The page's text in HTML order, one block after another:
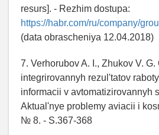
resurs]. - Rezhim dostupa:
https://habr.com/ru/company/
(data obrascheniya 12.04.2018)
7. Verhorubov A. I., Zhukov V.
integrirovannyh rezul'tatov
informacii v avtomatizirovannyh
Aktual'nye problemy aviacii i
№ 8. - S.367-368